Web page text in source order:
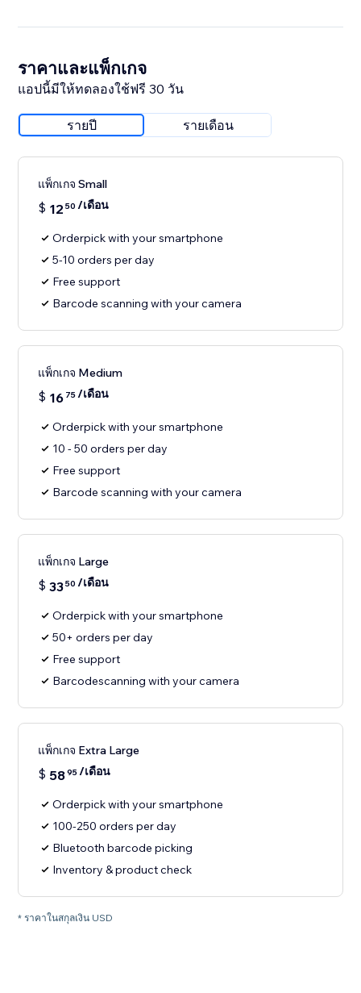
ราคาและแพ็กเกจ
แอปนี้มีให้ทดลองใช้ฟรี 30 วัน
รายปี รายเดือน
แพ็กเกจ Small
$ 12 50 /เดือน
Orderpick with your smartphone
5-10 orders per day
Free support
Barcode scanning with your camera
แพ็กเกจ Medium
$ 16 75/เดือน
Orderpick with your smartphone
10 - 50 orders per day
Free support
Barcode scanning with your camera
แพ็กเกจ Large
$ 3350 /เดือน
Orderpick with your smartphone
50+ orders per day
Free support
Barcodescanning with your camera
แพ็กเกจ Extra Large
$ 5895/เดือน
Orderpick with your smartphone
100-250 orders per day
Bluetooth barcode picking
Inventory & product check
* ราคาในสกุลเงิน USD